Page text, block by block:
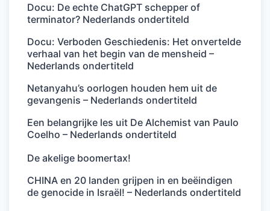
Docu: De echte ChatGPT schepper of
terminator? Nederlands ondertiteld
Docu: Verboden Geschiedenis: Het onvertelde
verhaal van het begin van de mensheid –
Nederlands ondertiteld
Netanyahu’s oorlogen houden hem uit de
gevangenis – Nederlands ondertiteld
Een belangrijke les uit De Alchemist van Paulo
Coelho – Nederlands ondertiteld
De akelige boomertax!
CHINA en 20 landen grijpen in en beëindigen
de genocide in Israël! – Nederlands ondertiteld